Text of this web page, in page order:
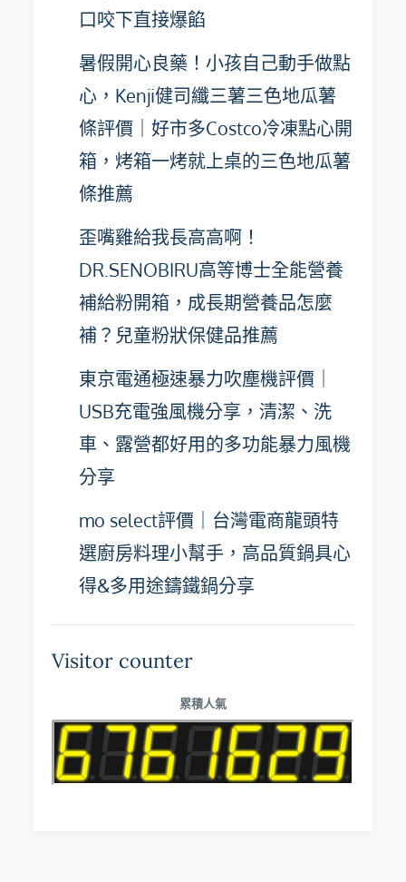
口咬下直接爆餡
暑假開心良藥！小孩自己動手做點
心，Kenji健司纖三薯三色地瓜薯
條評價｜好市多Costco冷凍點心開
箱，烤箱一烤就上桌的三色地瓜薯
條推薦
歪嘴雞給我長高高啊！
DR.SENOBIRU高等博士全能營養
補給粉開箱，成長期營養品怎麼
補？兒童粉狀保健品推薦
東京電通極速暴力吹塵機評價｜
USB充電強風機分享，清潔、洗
車、露營都好用的多功能暴力風機
分享
mo select評價｜台灣電商龍頭特
選廚房料理小幫手，高品質鍋具心
得&多用途鑄鐵鍋分享
Visitor counter
累積人氣